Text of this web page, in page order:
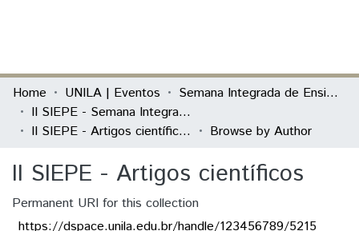
Communities & Collections
All of DSpace
Home UNILA | Eventos
Semana Integrada de Ensino, Pesquisa e Extensão (SIEPE)
II SIEPE - Semana Integrada de Ensino, Pesquisa e Extensão
II SIEPE - Artigos científicos
Browse by Author
II SIEPE - Artigos científicos
Permanent URI for this collection
https://dspace.unila.edu.br/handle/123456789/5215